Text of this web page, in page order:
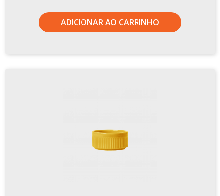
ADICIONAR AO CARRINHO